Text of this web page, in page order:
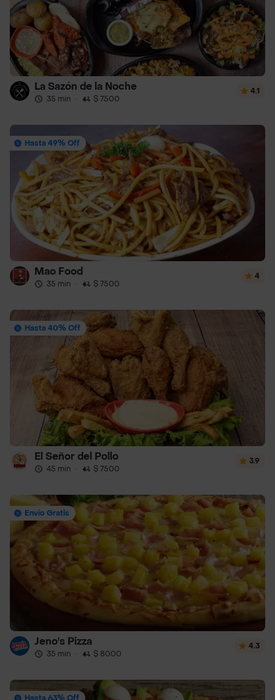
La Sazón de la Noche
35 min · $ 7500
4.1
Hasta 49% Off
Mao Food
35 min · $ 7500
4
Hasta 40% Off
El Señor del Pollo
45 min · $ 7500
3.9
Envío Gratis
Jeno's Pizza
35 min · $ 8000
4.3